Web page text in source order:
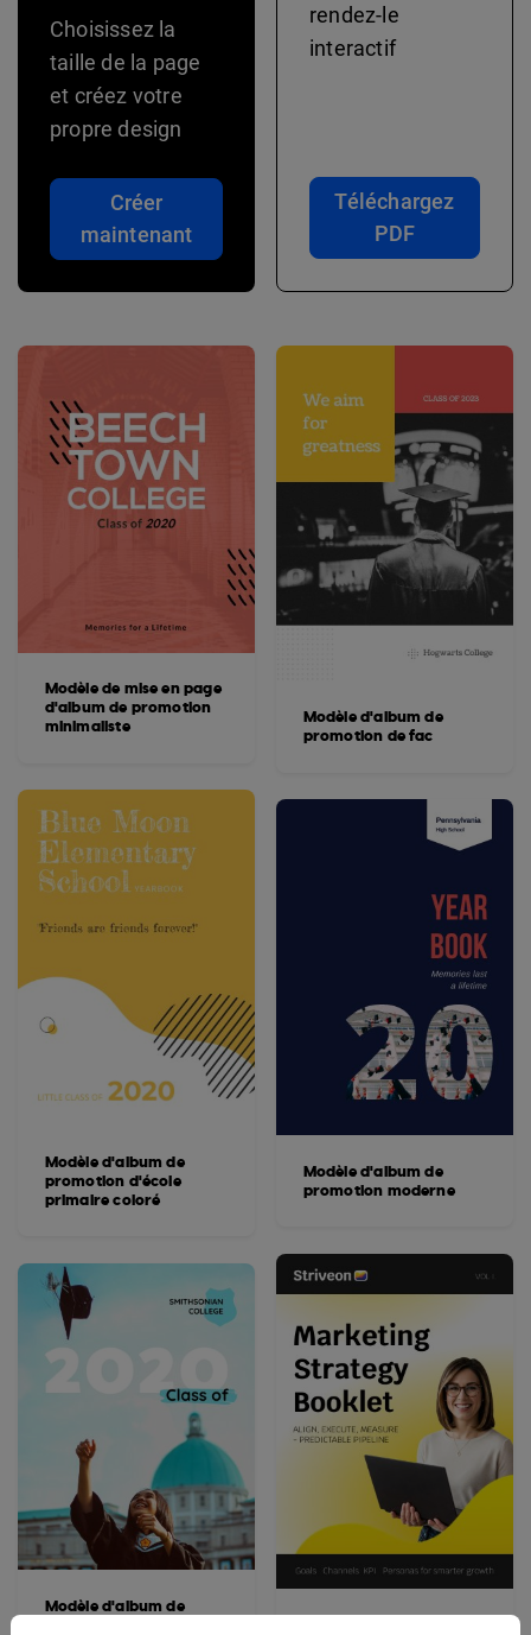
Choisissez la
taille de la page
et créez votre
propre design
Créer
maintenant
rendez-le
interactif
Téléchargez
PDF
Modèle de mise en page
d'album de promotion
minimaliste
Modèle d'album de
promotion d'école
primaire coloré
Modèle d'album de
Modèle d'album de
promotion de fac
Modèle d'album de
promotion moderne